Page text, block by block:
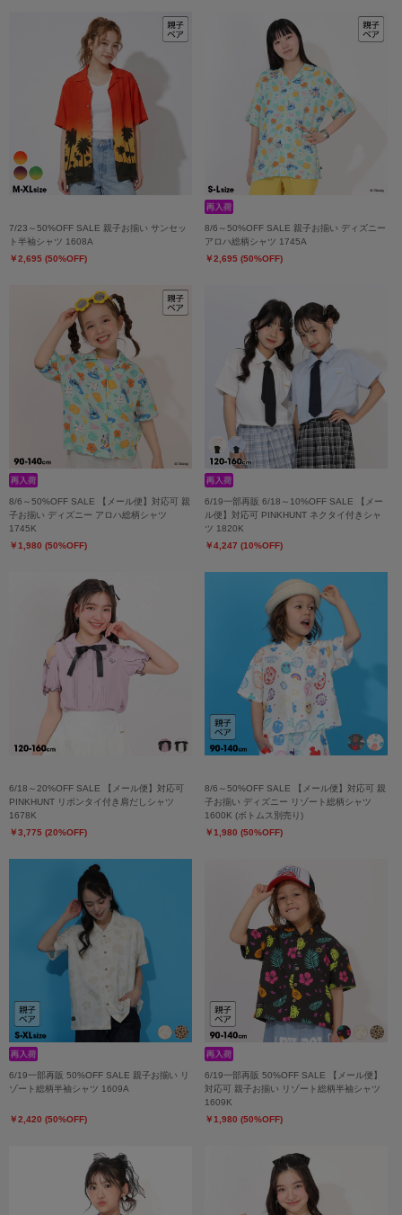
7/23～50%OFF SALE 親子お揃い サンセッ
ト半袖シャツ 1608A
￥2,695 (50%OFF)
8/6～50%OFF SALE 親子お揃い ディズニー
アロハ総柄シャツ 1745A
￥2,695 (50%OFF)
8/6～50%OFF SALE 【メール便】対応可 親
子お揃い ディズニー アロハ総柄シャツ
1745K
￥1,980 (50%OFF)
6/19一部再販 6/18～10%OFF SALE 【メー
ル便】対応可 PINKHUNT ネクタイ付きシャ
ツ 1820K
￥4,247 (10%OFF)
6/18～20%OFF SALE 【メール便】対応可
PINKHUNT リボンタイ付き肩だしシャツ
1678K
￥3,775 (20%OFF)
8/6～50%OFF SALE 【メール便】対応可 親
子お揃い ディズニー リゾート総柄シャツ
1600K (ボトムス別売り)
￥1,980 (50%OFF)
6/19一部再販 50%OFF SALE 親子お揃い リ
ゾート総柄半袖シャツ 1609A
￥2,420 (50%OFF)
6/19一部再販 50%OFF SALE 【メール便】
対応可 親子お揃い リゾート総柄半袖シャツ
1609K
￥1,980 (50%OFF)